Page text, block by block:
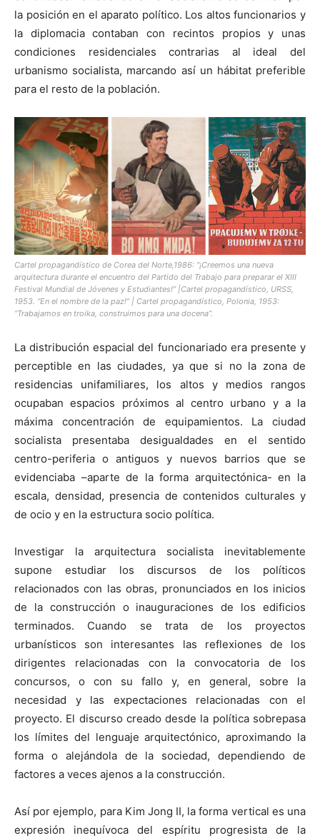
la posición en el aparato político. Los altos funcionarios y
la diplomacia contaban con recintos propios y unas
condiciones residenciales contrarias al ideal del
urbanismo socialista, marcando así un hábitat preferible
para el resto de la población.
Cartel propagandístico de Corea del Norte,1986: “¡Creemos una nueva
arquitectura durante el encuentro del Partido del Trabajo para preparar el XIII
Festival Mundial de Jóvenes y Estudiantes!” |Cartel propagandístico, URSS,
1953. “En el nombre de la paz!” | Cartel propagandístico, Polonia, 1953:
“Trabajamos en troika, construimos para una docena”.
La distribución espacial del funcionariado era presente y
perceptible en las ciudades, ya que si no la zona de
residencias unifamiliares, los altos y medios rangos
ocupaban espacios próximos al centro urbano y a la
máxima concentración de equipamientos. La ciudad
socialista presentaba desigualdades en el sentido
centro-periferia o antiguos y nuevos barrios que se
evidenciaba –aparte de la forma arquitectónica- en la
escala, densidad, presencia de contenidos culturales y
de ocio y en la estructura socio política.
Investigar la arquitectura socialista inevitablemente
supone estudiar los discursos de los políticos
relacionados con las obras, pronunciados en los inicios
de la construcción o inauguraciones de los edificios
terminados. Cuando se trata de los proyectos
urbanísticos son interesantes las reflexiones de los
dirigentes relacionadas con la convocatoria de los
concursos, o con su fallo y, en general, sobre la
necesidad y las expectaciones relacionadas con el
proyecto. El discurso creado desde la política sobrepasa
los límites del lenguaje arquitectónico, aproximando la
forma o alejándola de la sociedad, dependiendo de
factores a veces ajenos a la construcción.
Así por ejemplo, para Kim Jong II, la forma vertical es una
expresión inequívoca del espíritu progresista de la